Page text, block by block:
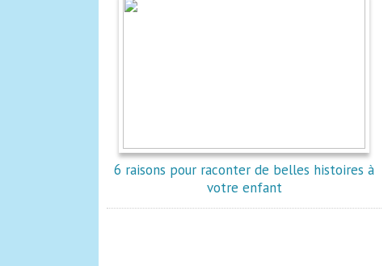
6 raisons pour raconter de belles histoires à
votre enfant